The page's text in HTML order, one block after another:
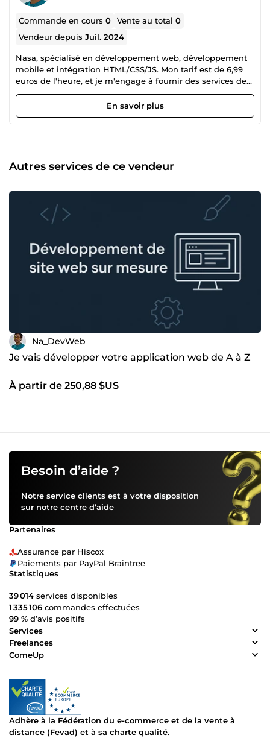
Commande en cours0 Vente au total0
Vendeur depuisJuil. 2024
Nasa, spécialisé en développement web, développement
mobile et intégration HTML/CSS/JS. Mon tarif est de 6,99
euros de l'heure, et je m'engage à fournir des services de
haute qualité pour répondre à vos besoins technologiques
🌟 Développeur web : je crée des sites web robustes et
fonctionnels, adaptés à vos besoins spécifiques. Que vous
mobiles performantes et intuitives pour Android et iOS.
Mon objectif est de vous aider à atteindre votre audience
Intégrateur HTML/CSS/JS : je transforme vos maquettes en
sites web réactifs et interactifs en utilisant HTML, CSS et
JavaScript. Mon expertise garantit une intégration parfaite
des services de développement complets et personnalisés
pour répondre à vos besoins spécifiques. Contactez-moi
pour discuter de vos projets et voir comment je peux vous
aider à atteindre vos objectifs 🚀😊
En savoir plus
Autres services de ce vendeur
Na_DevWeb
Je vais développer votre application web de A à Z
À partir de 250,88 $US
Besoin d’aide ?
Notre service clients est à votre disposition
sur notre centre d’aide
Partenaires
Assurance par Hiscox
Paiements par PayPal Braintree
Statistiques
39 014 services disponibles
1 335 106 commandes effectuées
99 % d’avis positifs
Services
Freelances
ComeUp
Adhère à la Fédération du e-commerce et de la vente à
distance (Fevad) et à sa charte qualité.